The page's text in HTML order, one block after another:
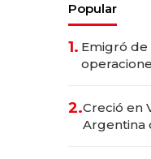
Popular
1. Emigró de
2.Creció en
Argentina